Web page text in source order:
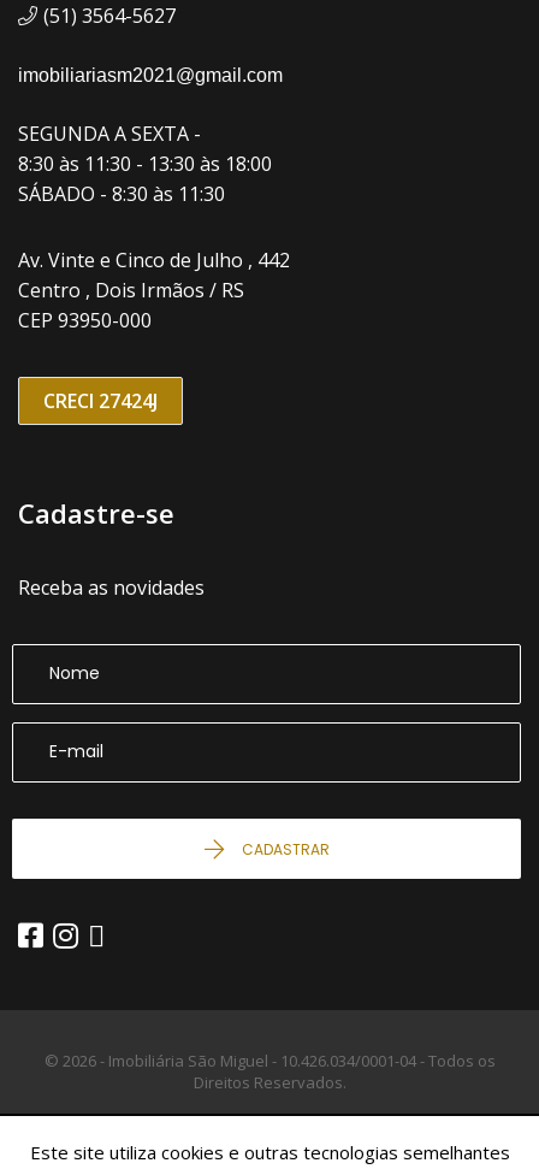
(51) 3564-5627
imobiliariasm2021@gmail.com
SEGUNDA A SEXTA -
8:30 às 11:30 - 13:30 às 18:00
SÁBADO - 8:30 às 11:30
Av. Vinte e Cinco de Julho , 442
Centro , Dois Irmãos / RS
CEP 93950-000
CRECI 27424J
Cadastre-se
Receba as novidades
CADASTRAR
© 2026 - Imobiliária São Miguel - 10.426.034/0001-04 -Todos os
Direitos Reservados.
Este site utiliza cookies e outras tecnologias semelhantes